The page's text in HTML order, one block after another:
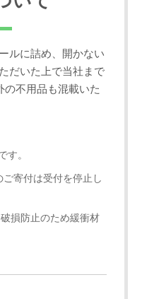
ルに詰め、開かない
だいた上で当社まで
の不用品も混載いた
す。
寄付は受付を停止し
損防止のため緩衝材